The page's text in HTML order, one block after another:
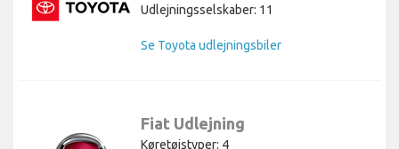
Udlejningsselskaber: 11
Se Toyota udlejningsbiler
Fiat Udlejning
Køretøjstyper: 4